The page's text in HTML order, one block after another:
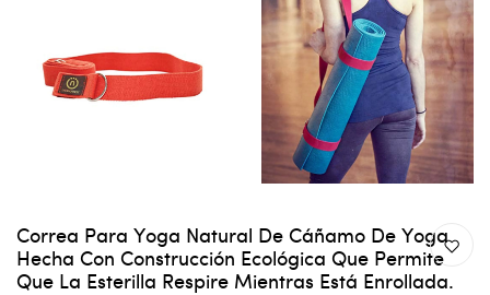
Correa Para Yoga Natural De Cáñamo De Yoga
Hecha Con Construcción Ecológica Que Permite
Que La Esterilla Respire Mientras Está Enrollada.